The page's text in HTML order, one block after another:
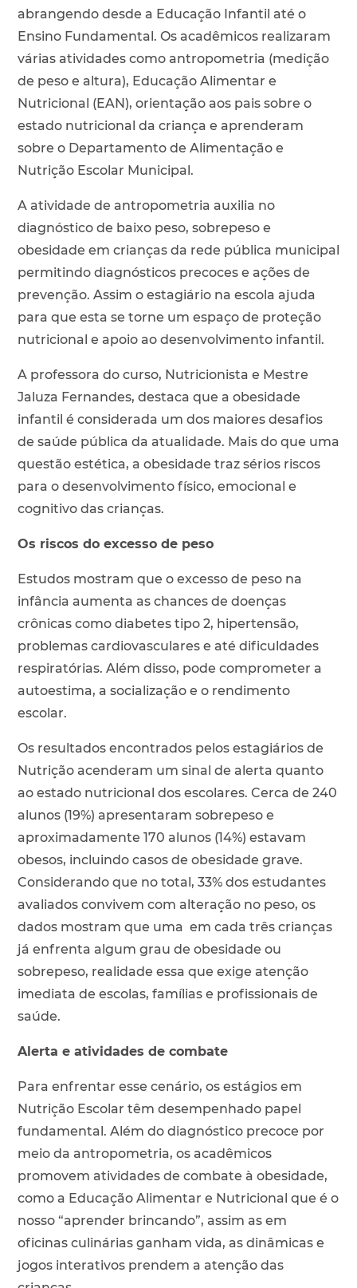
abrangendo desde a Educação Infantil até o
Ensino Fundamental. Os acadêmicos realizaram
várias atividades como antropometria (medição
de peso e altura), Educação Alimentar e
Nutricional (EAN), orientação aos pais sobre o
estado nutricional da criança e aprenderam
sobre o Departamento de Alimentação e
Nutrição Escolar Municipal.
A atividade de antropometria auxilia no
diagnóstico de baixo peso, sobrepeso e
obesidade em crianças da rede pública municipal
permitindo diagnósticos precoces e ações de
prevenção. Assim o estagiário na escola ajuda
para que esta se torne um espaço de proteção
nutricional e apoio ao desenvolvimento infantil.
A professora do curso, Nutricionista e Mestre
Jaluza Fernandes, destaca que a obesidade
infantil é considerada um dos maiores desafios
de saúde pública da atualidade. Mais do que uma
questão estética, a obesidade traz sérios riscos
para o desenvolvimento físico, emocional e
cognitivo das crianças.
Os riscos do excesso de peso
Estudos mostram que o excesso de peso na
infância aumenta as chances de doenças
crônicas como diabetes tipo 2, hipertensão,
problemas cardiovasculares e até dificuldades
respiratórias. Além disso, pode comprometer a
autoestima, a socialização e o rendimento
escolar.
Os resultados encontrados pelos estagiários de
Nutrição acenderam um sinal de alerta quanto
ao estado nutricional dos escolares. Cerca de 240
alunos (19%) apresentaram sobrepeso e
aproximadamente 170 alunos (14%) estavam
obesos, incluindo casos de obesidade grave.
Considerando que no total, 33% dos estudantes
avaliados convivem com alteração no peso, os
dados mostram que uma em cada três crianças
já enfrenta algum grau de obesidade ou
sobrepeso, realidade essa que exige atenção
imediata de escolas, famílias e profissionais de
saúde.
Alerta e atividades de combate
Para enfrentar esse cenário, os estágios em
Nutrição Escolar têm desempenhado papel
fundamental. Além do diagnóstico precoce por
meio da antropometria, os acadêmicos
promovem atividades de combate à obesidade,
como a Educação Alimentar e Nutricional que é o
nosso “aprender brincando”, assim as em
oficinas culinárias ganham vida, as dinâmicas e
jogos interativos prendem a atenção das